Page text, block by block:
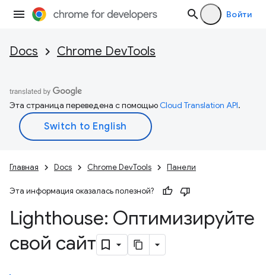
Войти
Docs Chrome DevTools
Эта страница переведена с помощьюCloud Translation API.
Главная Docs Chrome DevTools Панели
Эта информация оказалась полезной?
Lighthouse: Оптимизируйте
свой сайт